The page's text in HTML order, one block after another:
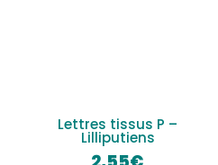
Lettres tissus P –
Lilliputiens